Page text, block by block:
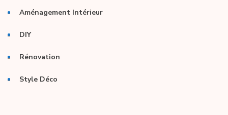
Aménagement Intérieur
DIY
Rénovation
Style Déco